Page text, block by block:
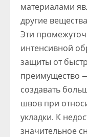
материалами
другие
Эти
интенсивной
защиты от
преимущество
создавать
швов при
укладки. К
значительное